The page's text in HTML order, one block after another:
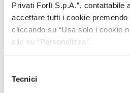
Privati Forlì S.p.A.”, contattabile
accettare tutti i cookie
cliccando su “Usa solo i cookie
clic su “Personalizza”.
delTecnici